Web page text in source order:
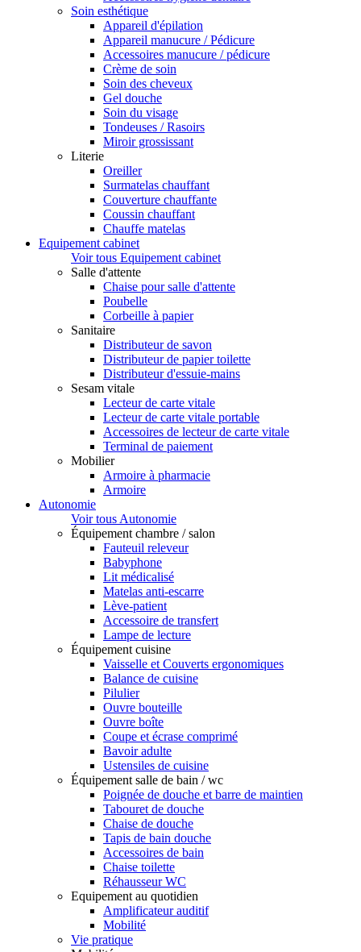
Soin esthétique
Appareil d'épilation
Appareil manucure / Pédicure
Accessoires manucure / pédicure
Crème de soin
Soin des cheveux
Gel douche
Soin du visage
Tondeuses / Rasoirs
Miroir grossissant
Literie
Oreiller
Surmatelas chauffant
Couverture chauffante
Coussin chauffant
Chauffe matelas
Equipement cabinet
Voir tous Equipement cabinet
Salle d'attente
Chaise pour salle d'attente
Poubelle
Corbeille à papier
Sanitaire
Distributeur de savon
Distributeur de papier toilette
Distributeur d'essuie-mains
Sesam vitale
Lecteur de carte vitale
Lecteur de carte vitale portable
Accessoires de lecteur de carte vitale
Terminal de paiement
Mobilier
Armoire à pharmacie
Armoire
Autonomie
Voir tous Autonomie
Équipement chambre / salon
Fauteuil releveur
Babyphone
Lit médicalisé
Matelas anti-escarre
Lève-patient
Accessoire de transfert
Lampe de lecture
Équipement cuisine
Vaisselle et Couverts ergonomiques
Balance de cuisine
Pilulier
Ouvre bouteille
Ouvre boîte
Coupe et écrase comprimé
Bavoir adulte
Ustensiles de cuisine
Équipement salle de bain / wc
Poignée de douche et barre de maintien
Tabouret de douche
Chaise de douche
Tapis de bain douche
Accessoires de bain
Chaise toilette
Réhausseur WC
Equipement au quotidien
Amplificateur auditif
Mobilité
Vie pratique